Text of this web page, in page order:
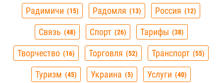
Радимичи 15 Радомля 13 Россия 12
Связь 48 Спорт 26 Тарифы 38
Творчество 16 Торговля 52 Транспорт 55
Туризм 45 Украина 5 Услуги 40